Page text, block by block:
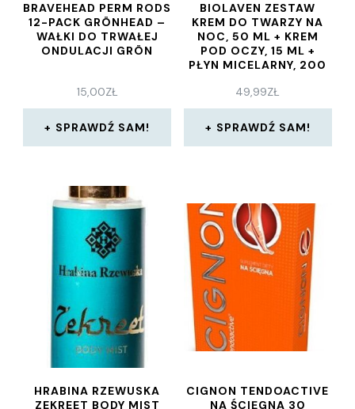
BRAVEHEAD PERM RODS
12-PACK GRÖNHEAD –
WAŁKI DO TRWAŁEJ
ONDULACJI GRÖN
15,00ZŁ
SPRAWDŹ SAM!
BIOLAVEN ZESTAW
KREM DO TWARZY NA
NOC, 50 ML + KREM
POD OCZY, 15 ML +
PŁYN MICELARNY, 200
49,99ZŁ
SPRAWDŹ SAM!
HRABINA RZEWUSKA
ZEKREET BODY MIST
CIGNON TENDOACTIVE
NA ŚCIĘGNA 30